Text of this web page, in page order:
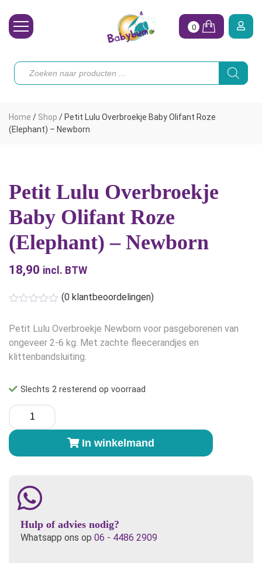
Toebehoren
Vrouw
Hoe begin ik?
0
Producten
zoeken
Home / Shop / Petit Lulu Overbroekje Baby Olifant Roze
(Elephant) – Newborn
Petit Lulu Overbroekje
Baby Olifant Roze
(Elephant) – Newborn
18,90 incl. BTW
(0 klantbeoordelingen)
Petit Lulu Overbroekje Newborn voor pasgeborenen van
ongeveer 2-6 kg. Met zachte fleecerandjes en
klittenbandsluiting.
Slechts 2 resterend op voorraad
Overbroekje
Baby
(Elephant)
Newborn
aantal
In winkelmand
Hulp of advies nodig?
Whatsapp ons op 06 - 4486 2909